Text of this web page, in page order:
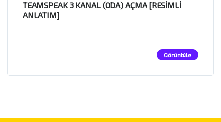
TEAMSPEAK 3 KANAL (ODA) AÇMA [RESIMLI
ANLATIM]
Görüntüle